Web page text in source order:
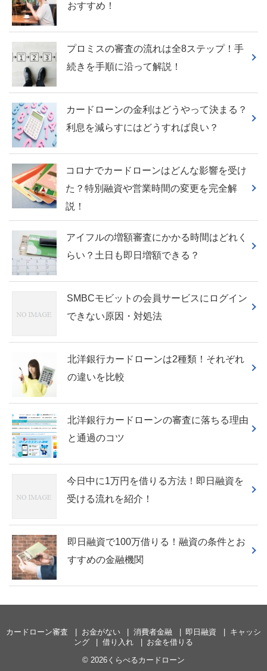
おすすめ！
プロミスの審査の流れは全8ステップ！手
続きを手順に沿って解説！
カードローンの金利はどうやって決まる？
利息を減らすにはどうすれば良い？
コロナでカードローンはどんな影響を受け
た？特別融資や営業時間の変更を完全解
説！
アイフルの増額審査にかかる時間はどれく
らい？土日も即日増額できる？
SMBCモビットの会員サービスにログイン
できない原因・対処法
北洋銀行カードローンは2種類！それぞれ
の違いを比較
北洋銀行カードローンの審査に落ちる理由
と通過のコツ
今日中に1万円を借りる方法！即日融資を
受ける流れを紹介！
即日融資で100万借りる！融資の条件とお
すすめの金融機関
カードローン審査 お金がない 消費者金融 即日融資
キャッシ
ング
借り入れ
お金を借りる
© 2026くらべるカードローン